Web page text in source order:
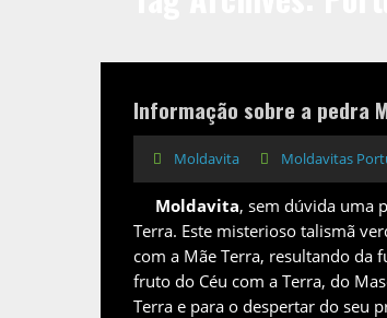
Informação sobre a pedra
Moldavita Moldavitas
Moldavita, sem dúvida uma
Terra. Este misterioso talismã
com a Mãe Terra, resultando da
fruto do Céu com a Terra, do
Terra e para o despertar do seu